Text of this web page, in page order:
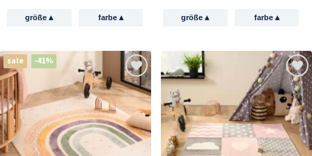
größe▴ farbe ▴ größe▴ farbe ▴
sale -41%